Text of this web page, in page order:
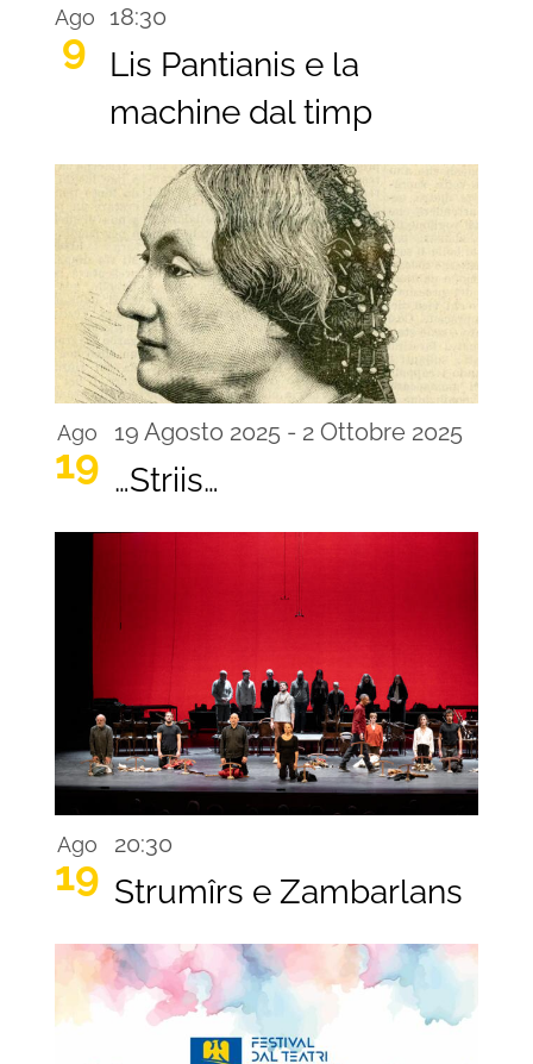
Ago
9
18:30
Lis Pantianis e la
machine dal timp
Ago
19
19 Agosto 2025- 2 Ottobre 2025
…Striis…
Ago
19
20:30
Strumîrs e Zambarlans